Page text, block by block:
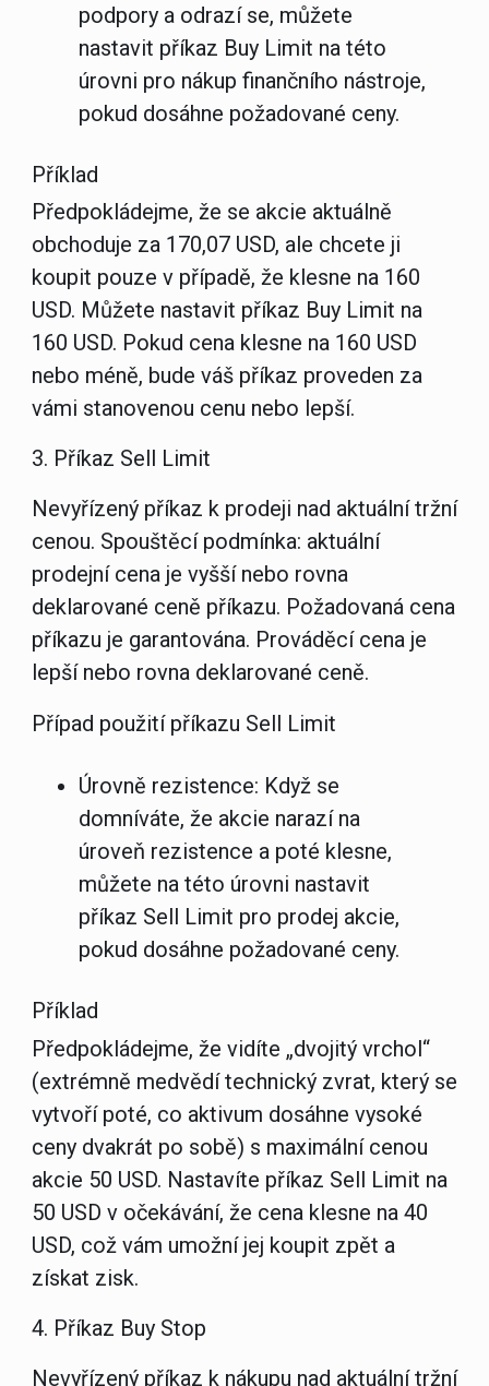
podpory a odrazí se, můžete
nastavit příkaz Buy Limit na této
úrovni pro nákup finančního nástroje,
pokud dosáhne požadované ceny.
Příklad
Předpokládejme, že se akcie aktuálně
obchoduje za 170,07 USD, ale chcete ji
koupit pouze v případě, že klesne na 160
USD. Můžete nastavit příkaz Buy Limit na
160 USD. Pokud cena klesne na 160 USD
nebo méně, bude váš příkaz proveden za
vámi stanovenou cenu nebo lepší.
3. Příkaz Sell Limit
Nevyřízený příkaz k prodeji nad aktuální tržní
cenou. Spouštěcí podmínka: aktuální
prodejní cena je vyšší nebo rovna
deklarované ceně příkazu. Požadovaná cena
příkazu je garantována. Prováděcí cena je
lepší nebo rovna deklarované ceně.
Případ použití příkazu Sell Limit
Úrovně rezistence: Když se
domníváte, že akcie narazí na
úroveň rezistence a poté klesne,
můžete na této úrovni nastavit
příkaz Sell Limit pro prodej akcie,
pokud dosáhne požadované ceny.
Příklad
Předpokládejme, že vidíte „dvojitý vrchol“
(extrémně medvědí technický zvrat, který se
vytvoří poté, co aktivum dosáhne vysoké
ceny dvakrát po sobě) s maximální cenou
akcie 50 USD. Nastavíte příkaz Sell Limit na
50 USD v očekávání, že cena klesne na 40
USD, což vám umožní jej koupit zpět a
získat zisk.
4. Příkaz Buy Stop
Nevyřízený příkaz k nákupu nad aktuální tržní